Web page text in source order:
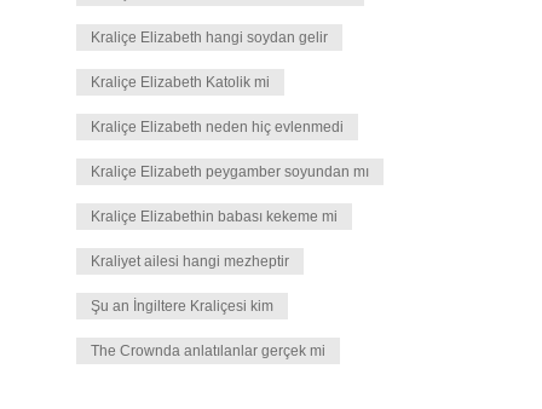
Kraliçe Elizabeth hangi soydan gelir
Kraliçe Elizabeth Katolik mi
Kraliçe Elizabeth neden hiç evlenmedi
Kraliçe Elizabeth peygamber soyundan mı
Kraliçe Elizabethin babası kekeme mi
Kraliyet ailesi hangi mezheptir
Şu an İngiltere Kraliçesi kim
The Crownda anlatılanlar gerçek mi